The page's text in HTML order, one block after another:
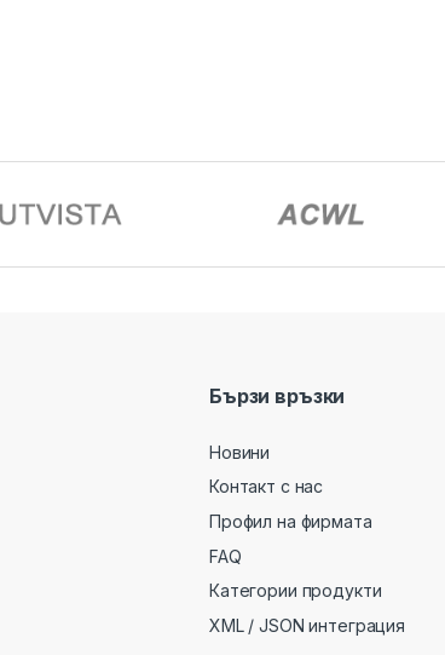
Бързи връзки
Новини
Контакт с нас
Профил на фирмата
FAQ
Категории продукти
XML / JSON интеграция